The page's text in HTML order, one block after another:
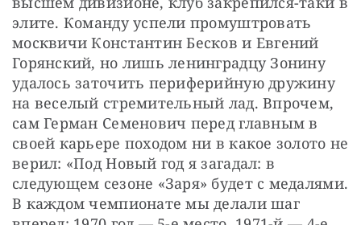
элите. Команду успели промуштровать
москвичи Константин Бесков и Евгений
Горянский, но лишь ленинградцу Зонину
удалось заточить периферийную дружину
на веселый стремительный лад. Впрочем,
сам Герман Семенович перед главным в
своей карьере походом ни в какое золото не
верил: «Под Новый год я загадал: в
следующем сезоне «Заря» будет с медалями.
В каждом чемпионате мы делали шаг